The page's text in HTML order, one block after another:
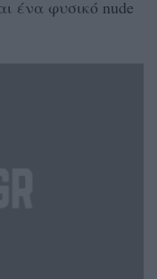
ένα φυσικό nude